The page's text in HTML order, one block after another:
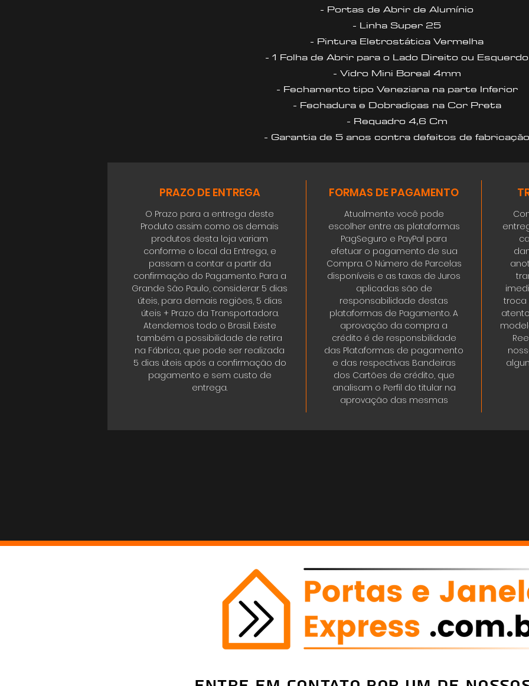
- Portas de Abrir de Alumínio
- Linha Super 25
- Pintura Eletrostática Vermelha
- 1 Folha de Abrir para o Lado Direito ou Esquerdo
- Vidro Mini Boreal 4mm
- Fechamento tipo Veneziana na parte Inferior
- Fechadura e Dobradiças na Cor Preta
- Requadro 4,6 Cm
- Garantia de 5 anos contra defeitos de fabricação
PRAZO DE ENTREGA
O Prazo para a entrega deste
Produto assim como os demais
produtos desta loja variam
conforme o local da Entrega, e
passam a contar a partir da
confirmação do Pagamento. Para a
Grande São Paulo, considerar 5 dias
úteis, para demais regiões, 5 dias
úteis + Prazo da Transportadora.
Atendemos todo o Brasil. Existe
também a possibilidade de retira
na Fábrica, que pode ser realizada
5 dias úteis após a confirmação do
pagamento e sem custo de
entrega.
FORMAS DE PAGAMENTO
Atualmente você pode
escolher entre as plataformas
PagSeguro e PayPal para
efetuar o pagamento de sua
Compra. O Número de Parcelas
disponíveis e as taxas de Juros
aplicadas são de
responsabilidade destas
plataformas de Pagamento. A
aprovação da compra a
crédito é de responsbilidade
das Plataformas de pagamento
e das respectivas Bandeiras
dos Cartões de crédito, que
analisam o Perfil do titular na
aprovação das mesmas
troca